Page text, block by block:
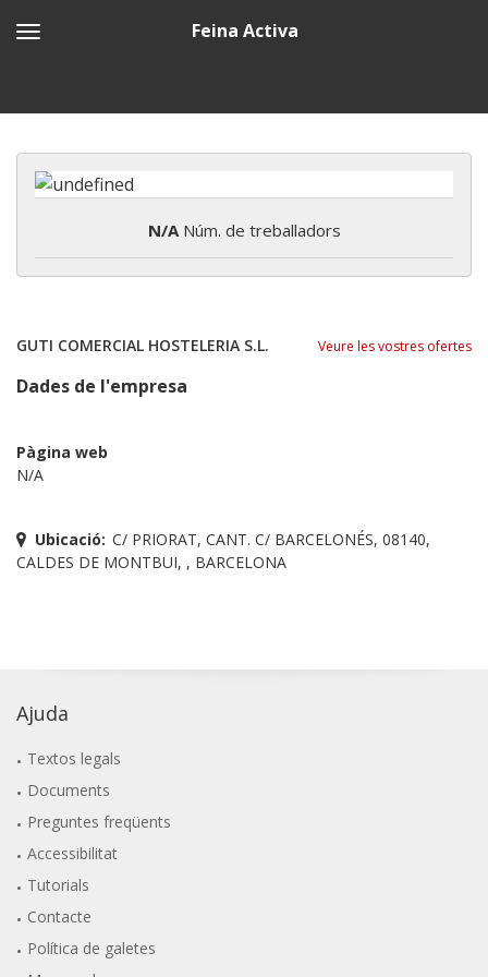
Feina Activa
N/ANúm. de treballadors
GUTI COMERCIAL HOSTELERIA S.L. Veure les vostres ofertes
Dades de l'empresa
Pàgina web
N/A
Ubicació: C/ PRIORAT, CANT. C/ BARCELONÉS, 08140,
CALDES DE MONTBUI, , BARCELONA
Ajuda
Textos legals
Documents
Preguntes freqüents
Accessibilitat
Tutorials
Contacte
Política de galetes